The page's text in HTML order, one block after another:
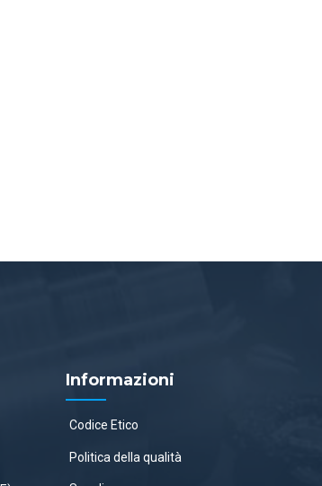
Informazioni
Codice Etico
Politica della qualità